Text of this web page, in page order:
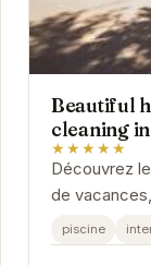
Beautiful
cleaning
★★★★★
Découvrez
de
forêt de
piscine